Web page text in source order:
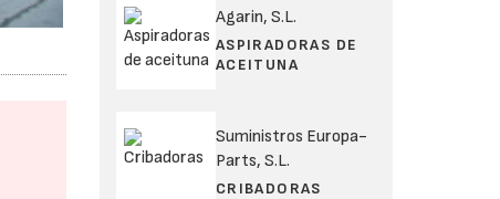
Agarin, S.L.
ASPIRADORAS DE
ACEITUNA
Suministros Europa-
Parts, S.L.
CRIBADORAS